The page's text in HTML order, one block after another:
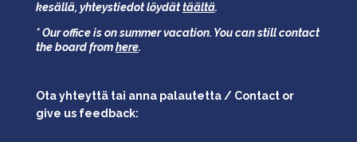
kesällä, yhteystiedot löydättäältä.
* Our office is on summer vacation. You can still contact
the board fromhere.
Ota yhteyttä tai anna palautetta / Contact or
give us feedback: